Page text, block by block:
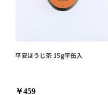
平安ほうじ茶 15g平缶入
￥459